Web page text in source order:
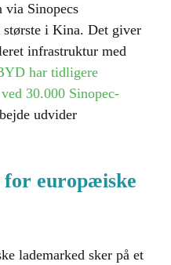
via Sinopecs
i Kina. Det giver
infrastruktur med
har tidligere
30.000 Sinopec-
udvider
europæiske
lademarked sker på et